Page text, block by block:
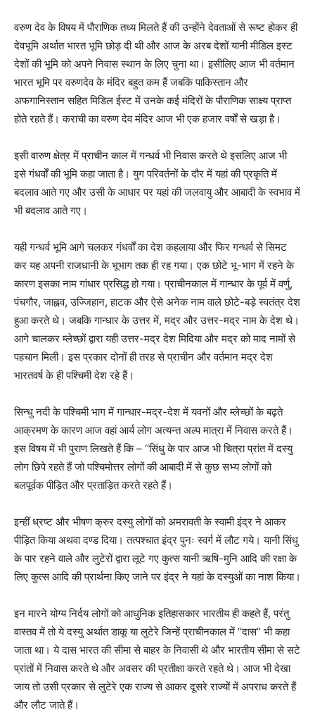
वरुण देव के विषय में पौराणिक तथ्य मिलते हैं की उन्होंने देवताओं से रूष्ट होकर ही
देवभूमि अर्थात भारत भूमि छोड़ दी थी और आज के अरब देशों यानी मीडिल इस्ट
देशों की भूमि को अपने निवास स्थान के लिए चुना था। इसीलिए आज भी वर्तमान
भारत भूमि पर वरुणदेव के मंदिर बहुत कम हैं जबकि पाकिस्तान और
अफगानिस्तान सहित मिडिल ईस्ट में उनके कई मंदिरों के पौराणिक साक्ष्य प्राप्त
होते रहते हैं। कराची का वरुण देव मंदिर आज भी एक हजार वर्षों से खड़ा है।
इसी वारुण क्षेत्र में प्राचीन काल में गन्धर्व भी निवास करते थे इसलिए आज भी
इसे गंधर्वों की भूमि कहा जाता है। युग परिवर्तनों के दौर में यहां की प्रकृति में
बदलाव आते गए और उसी के आधार पर यहां की जलवायु और आबादी के स्वभाव में
भी बदलाव आते गए।
यही गन्धर्व भूमि आगे चलकर गंधर्वों का देश कहलाया और फिर गन्धर्व से सिमट
कर यह अपनी राजधानी के भूभाग तक ही रह गया। एक छोटे भू-भाग में रहने के
कारण इसका नाम गांधार प्रसिद्ध हो गया। प्राचीनकाल में गान्धार के पूर्व में वर्णु,
पंचगौर, जाह्नव, उज्जिहान, हाटक और ऐसे अनेक नाम वाले छोटे-बड़े स्वतंत्र देश
हुआ करते थे। जबकि गान्धार के उत्तर में, मद्र और उत्तर-मद्र नाम के देश थे।
आगे चालकर म्लेच्छों द्वारा यही उत्तर-मद्र देश मिदिया और मद्र को माद नामों से
पहचान मिली। इस प्रकार दोनों ही तरह से प्राचीन और वर्तमान मद्र देश
भारतवर्ष के ही पश्चिमी देश रहे हैं।
सिन्धु नदी के पश्चिमी भाग में गान्धार-मद्र-देश में यवनों और म्लेच्छों के बढ़ते
आक्रमण के कारण आज वहां आर्य लोग अत्यन्त अल्प मात्रा में निवास करते हैं।
इस विषय में भी पुराण लिखते हैं कि – ‘‘सिंधु के पार आज भी चित्रा प्रांत में दस्यु
लोग छिपे रहते हैं जो पश्चिमोत्तर लोगों की आबादी में से कुछ सभ्य लोगों को
बलपूर्वक पीड़ित और प्रताड़ित करते रहते हैं।
इन्हीं ध्रष्ट और भीषण क्रुर दस्यु लोगों को अमरावती के स्वामी इंद्र ने आकर
पीड़ित किया अथवा दण्ड दिया। तत्पश्चात इंद्र पुनः स्वर्ग में लौट गये। यानी सिंधु
के पार रहने वाले और लुटेरों द्वारा लूटे गए कुत्स यानी ऋषि-मुनि आदि की रक्षा के
लिए कुत्स आदि की प्रार्थना किए जाने पर इंद्र ने यहां के दस्युओं का नाश किया।
इन मारने योग्य निर्दय लोगों को आधुनिक इतिहासकार भारतीय ही कहते हैं, परंतु
वास्तव में तो ये दस्यु अर्थात डाकू या लुटेरे जिन्हें प्राचीनकाल में ‘‘दास’’ भी कहा
जाता था। ये दास भारत की सीमा से बाहर के निवासी थे और भारतीय सीमा से सटे
प्रांतों में निवास करते थे और अवसर की प्रतीक्षा करते रहते थे। आज भी देखा
जाय तो उसी प्रकार से लुटेरे एक राज्य से आकर दूसरे राज्यों में अपराध करते हैं
और लौट जाते हैं।